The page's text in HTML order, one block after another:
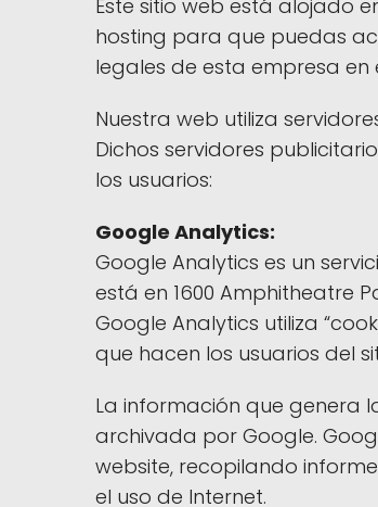
Este sitio web está alojado
hosting para que puedas
legales de esta empresa en
Nuestra web utiliza
Dichos servidores
los usuarios:
Google Analytics:
Google Analytics es un
está en 1600 Amphitheatre
Google Analytics utiliza
que hacen los usuarios del
La información que genera
archivada por Google.
website, recopilando
el uso de Internet.